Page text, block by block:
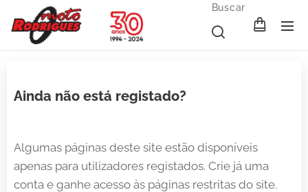
Buscar
Ainda não está registado?
Algumas páginas deste site estão disponíveis
apenas para utilizadores registados. Crie já uma
conta e ganhe acesso às páginas restritas do site.